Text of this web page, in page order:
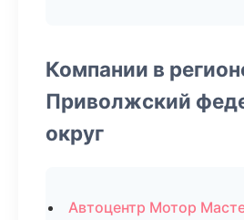
Компании в
Приволжский
округ
Автоцентр Мотор